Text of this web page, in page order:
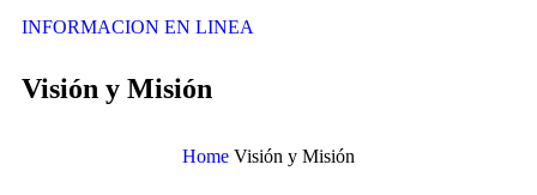
INFORMACION EN LINEA
Visión y Misión
Home Visión y Misión